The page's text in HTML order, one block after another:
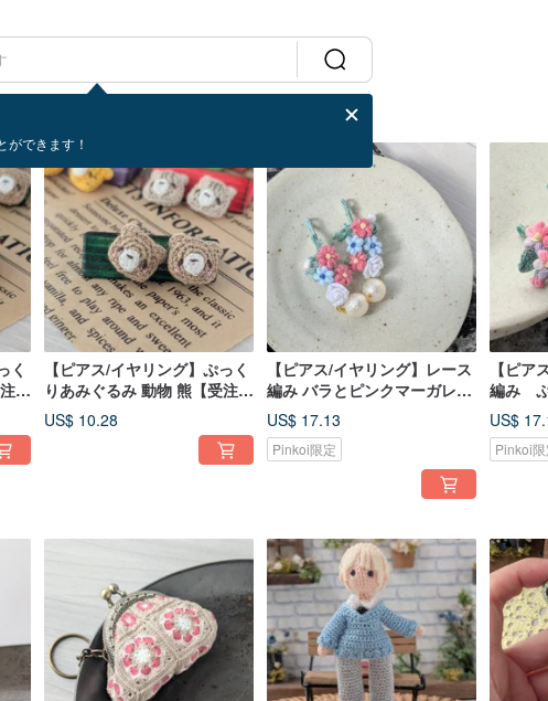
ができます！
く
生
【ピアス/イヤリング】ぷっく
りあみぐるみ 動物 熊【受注生
産】
US$ 10.28
【ピアス/イヤリング】レース
編み バラとピンクマーガレッ
ト ぷっくり編み花
US$ 17.13
Pinkoi限定
【ピア
編み
US$
Pinkoi限